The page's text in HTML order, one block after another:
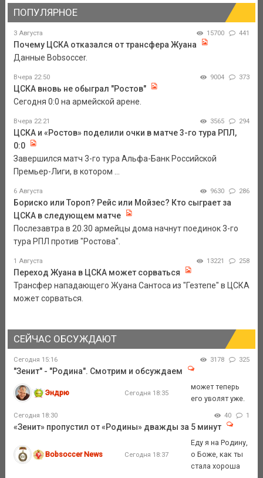
ПОПУЛЯРНОЕ
3 Августа 15700 441
Почему ЦСКА отказался от трансфера Жуана
Данные Bobsoccer.
Вчера 22:50 9004 373
ЦСКА вновь не обыграл "Ростов"
Сегодня 0:0 на армейской арене.
Вчера 22:21 3565 294
ЦСКА и «Ростов» поделили очки в матче 3-го тура РПЛ,
0:0
Завершился матч 3-го тура Альфа-Банк Российской
Премьер-Лиги, в котором ...
6 Августа 9630 286
Бориско или Тороп? Рейс или Мойзес? Кто сыграет за
ЦСКА в следующем матче
Послезавтра в 20.30 армейцы дома начнут поединок 3-го
тура РПЛ против "Ростова".
1 Августа 13221 258
Переход Жуана в ЦСКА может сорваться
Трансфер нападающего Жуана Сантоса из "Гезтепе" в ЦСКА
может сорваться.
СЕЙЧАС ОБСУЖДАЮТ
Сегодня 15:16 3178 325
"Зенит" - "Родина". Смотрим и обсуждаем
Эндрю Сегодня 18:35
может теперь
его уволят уже.
Сегодня 18:30 40 1
«Зенит» пропустил от «Родины» дважды за 5 минут
Bobsoccer News Сегодня 18:37
Еду я на Родину,
о Боже, как ты
стала хороша